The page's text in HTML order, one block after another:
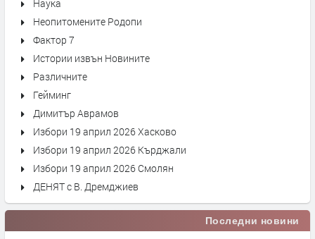
Наука
Неопитомените Родопи
Фактор 7
Истории извън Новините
Различните
Гейминг
Димитър Аврамов
Избори 19 април 2026 Хасково
Избори 19 април 2026 Кърджали
Избори 19 април 2026 Смолян
ДЕНЯТ с В. Дремджиев
Последни новини